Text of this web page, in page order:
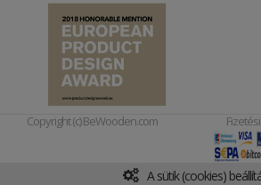
Copyright (c) BeWooden.com
A sütik (cookies)